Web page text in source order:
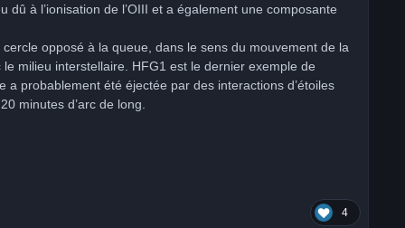
à l’ionisation de l’OIII et a également une composante
opposé à la queue, dans le sens du mouvement de la
le milieu interstellaire. HFG1 est le dernier exemple de
probablement été éjectée par des interactions d’étoiles
minutes d’arc de long.
4